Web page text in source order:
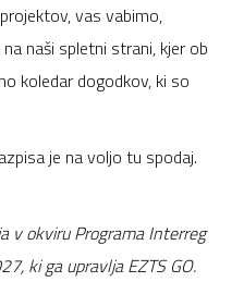
vas vabimo,
na naši spletni strani, kjer ob
koledar dogodkov, ki so
je na voljo tu spodaj.
v okviru Programa Interreg
ki ga upravlja EZTS GO.